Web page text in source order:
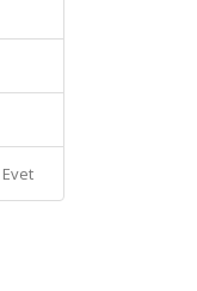
Evet